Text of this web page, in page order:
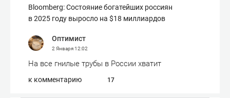
Bloomberg: Состояние богатейших россиян
в 2025 году выросло на $18 миллиардов
Оптимист
2 Января12:02
На все гнилые трубы в России хватит
к комментарию 17